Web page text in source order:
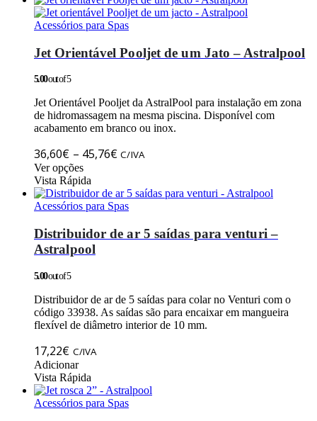
Acessórios para Spas
Jet Orientável Pooljet de um Jato – Astralpool
5.00out of 5
Jet Orientável Pooljet da AstralPool para instalação em zona
de hidromassagem na mesma piscina. Disponível com
acabamento em branco ou inox.
36,60€ – 45,76€Price
through
45,76€
C/IVA
Ver opçõesThis
product
has
multiple
The
options
may
on
the
product
page
Vista Rápida
Acessórios para Spas
Distribuidor de ar 5 saídas para venturi –
Astralpool
5.00out of 5
Distribuidor de ar de 5 saídas para colar no Venturi com o
código 33938. As saídas são para encaixar em mangueira
flexível de diâmetro interior de 10 mm.
17,22€ C/IVA
Adicionar
Vista Rápida
Acessórios para Spas